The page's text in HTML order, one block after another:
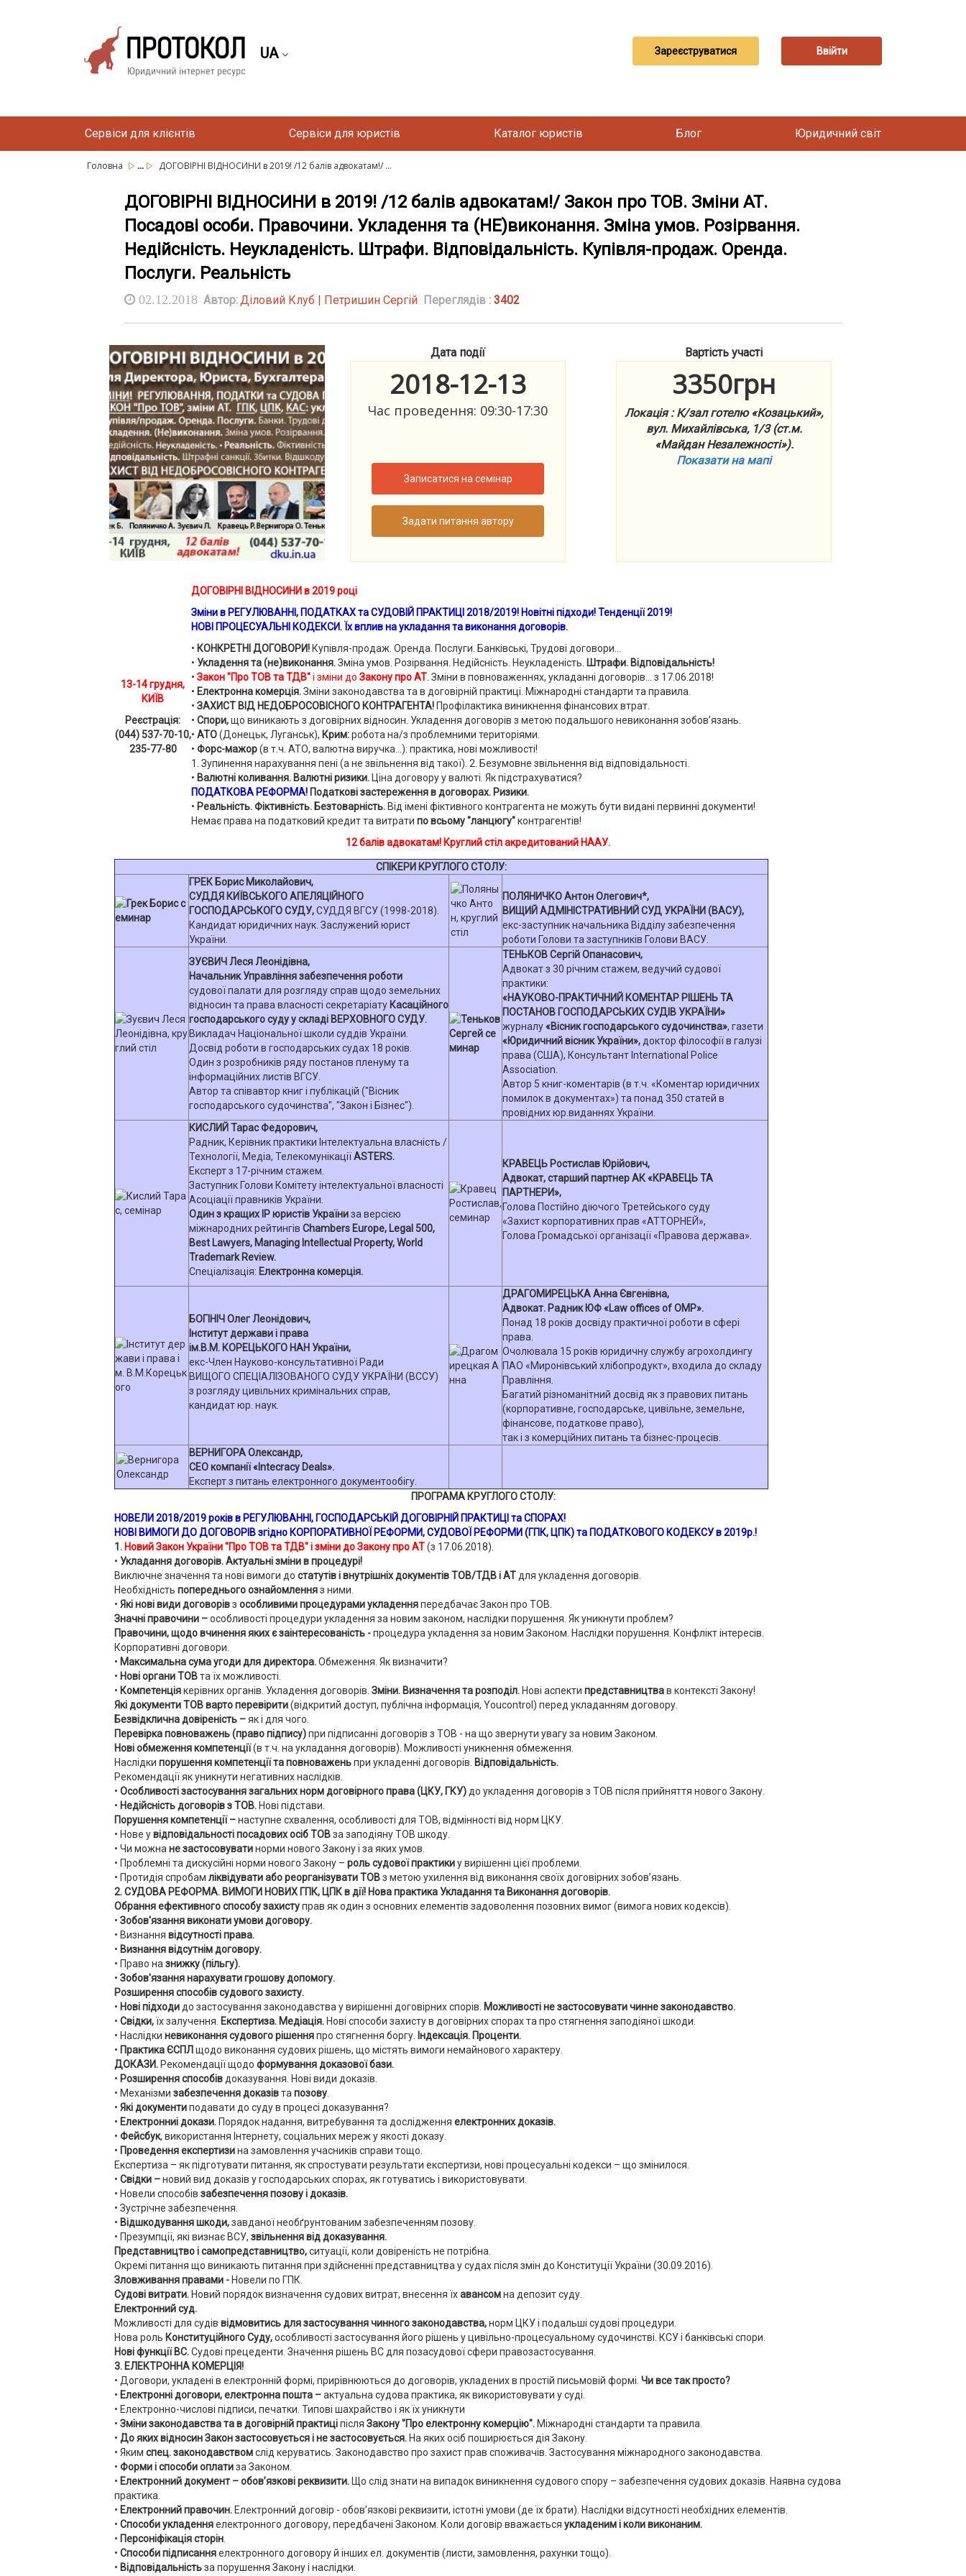
UA Зареєструватися Ввійти
Сервіси для клієнтів Сервіси для юристів Каталог юристів Блог Юридичний світ
Головна ... ДОГОВІРНІ ВІДНОСИНИ в 2019! /12 балів адвокатам!/ ...
ДОГОВІРНІ ВІДНОСИНИ в 2019! /12 балів адвокатам!/ Закон про ТОВ. Зміни АТ.
Посадові особи. Правочини. Укладення та (НЕ)виконання. Зміна умов. Розірвання.
Недійсність. Неукладеність. Штрафи. Відповідальність. Купівля-продаж. Оренда.
Послуги. Реальність
02.12.2018 Автор:Діловий Клуб | Петришин Сергій Переглядів : 3402
Дата події
2018-12-13
Час проведення: 09:30-17:30
Записатися на семінар
Задати питання автору
Вартість участі
3350грн
Локація : К/зал готелю «Козацький»,
вул. Михайлівська, 1/3 (ст.м.
«Майдан Незалежності»).
Показати на мапі
13-14 грудня,
КИЇВ
Реєстрація:
(044) 537-70-10,
235-77-80
ДОГОВІРНІ ВІДНОСИНИ в 2019 році
Зміни в РЕГУЛЮВАННІ, ПОДАТКАХ та СУДОВІЙ ПРАКТИЦІ 2018/2019! Новітні підходи!Тенденції 2019!
НОВІ ПРОЦЕСУАЛЬНІ КОДЕКСИ. Їх вплив на укладання та виконання договорів.
• КОНКРЕТНІ ДОГОВОРИ! Купівля-продаж. Оренда. Послуги. Банківські, Трудові договори...
• Укладення та (не)виконання.Зміна умов. Розірвання. Недійсність. Неукладеність. Штрафи. Відповідальність!
• Закон "Про ТОВ та ТДВ"і зміни до Закону про АТ Зміни в повноваженнях, укладанні договорів... з 17.06.2018!
• Електронна комерція.Зміни законодавства та в договірній практиці. Міжнародні стандарти та правила.
• ЗАХИСТ ВІД НЕДОБРОСОВІСНОГО КОНТРАГЕНТА! Профілактика виникнення фінансових втрат.
• Спори,що виникають з договірних відносин. Укладення договорів з метою подальшого невиконання зобов’язань.
• АТО(Донецьк, Луганськ), Крим:робота на/з проблемними територіями.
• Форс-мажор(в т.ч. АТО, валютна виручка...): практика, нові можливості!
1. Зупинення нарахування пені (а не звільнення від такої). 2. Безумовне звільнення від відповідальності.
• Валютні коливання. Валютні ризики. Ціна договору у валюті. Як підстрахуватися?
ПОДАТКОВА РЕФОРМА! Податкові застереження в договорах. Ризики.
• Реальність. Фіктивність. Безтоварність. Від імені фіктивного контрагента не можуть бути видані первинні документи!
Немає права на податковий кредит та витрати по всьому "ланцюгу"контрагентів!
12балів адвокатам! Круглий стіл акредитований НААУ.
СПІКЕРИ КРУГЛОГО СТОЛУ:
ГРЕК Борис Миколайович,
СУДДЯ КИЇВСЬКОГО АПЕЛЯЦІЙНОГО
ГОСПОДАРСЬКОГО СУДУ,СУДДЯ ВГСУ (1998-2018).
Кандидат юридичних наук. Заслужений юрист
України.
ПОЛЯНИЧКО Антон Олегович*,
ВИЩИЙ АДМІНІСТРАТИВНИЙ СУД УКРАЇНИ (ВАСУ),
екс-заступник начальника Відділу забезпечення
роботи Голови та заступників Голови ВАСУ.
ЗУЄВИЧ Леся Леонідівна,
Начальник Управління забезпечення роботи
судової палати для розгляду справ щодо земельних
відносин та права власності секретаріату Касаційного
господарського суду у складі ВЕРХОВНОГО СУДУ.
Викладач Національної школи суддів України.
Досвід роботи в господарських судах 18 років.
Один з розробників ряду постанов пленуму та
інформаційних листів ВГСУ.
Автор та співавтор книг і публікацій ("Вісник
господарського судочинства", "Закон і Бізнес").
ТЕНЬКОВ Сергій Опанасович,
Адвокат з 30 річним стажем, ведучий судової
практики:
«НАУКОВО-ПРАКТИЧНИЙ КОМЕНТАР РІШЕНЬ ТА
ПОСТАНОВ ГОСПОДАРСЬКИХ СУДІВ УКРАЇНИ»
журналу«Вісник господарського судочинства», газети
«Юридичний вісник України», доктор філософії в галузі
права (США), Консультант International Police
Association.
Автор 5 книг-коментарів (в т.ч. «Коментар юридичних
помилок в документах») та понад 350 статей в
провідних юр.виданнях України.
КИСЛИЙ Тарас Федорович,
Радник, Керівник практики Інтелектуальна власність /
Технології, Медіа, ТелекомунікаціїASTERS.
Експерт з 17-річним стажем.
Заступник Голови Комітету інтелектуальної власності
Асоціації правників України.
Один з кращих ІР юристів Україниза версією
міжнародних рейтингів Chambers Europe, Legal 500,
Best Lawyers, Managing Intellectual Property, World
Trademark Review.
Спеціалізація: Електронна комерція.
КРАВЕЦЬ Ростислав Юрійович,
Адвокат, старший партнер АК «КРАВЕЦЬ ТА
ПАРТНЕРИ»,
Голова Постійно діючого Третейського суду
«Захист корпоративних прав «АТТОРНЕЙ»,
Голова Громадської організації «Правова держава».
БОГІНІЧ Олег Леонідович,
Інститут держави і права
ім.В.М. КОРЕЦЬКОГО НАН України,
екс-Член Науково-консультативної Ради
ВИЩОГО СПЕЦІАЛІЗОВАНОГО СУДУ УКРАЇНИ (ВССУ)
з розгляду цивільних кримінальних справ,
кандидат юр. наук.
ДРАГОМИРЕЦЬКА Анна Євгенівна,
Адвокат. Радник ЮФ «Law offices of OMP».
Понад 18 років досвіду практичної роботи в сфері
права.
Очолювала 15 років юридичну службу агрохолдингу
ПАО «Миронівський хлібопродукт», входила до складу
Правління.
Багатий різноманітний досвід як з правових питань
(корпоративне, господарське, цивільне, земельне,
фінансове, податкове право),
так і з комерційних питань та бізнес-процесів.
ВЕРНИГОРА Олександр,
CEO компанії «Intecracy Deals».
Експерт з питань електронного документообігу.
ПРОГРАМА КРУГЛОГО СТОЛУ:
НОВЕЛИ 2018/2019 років в РЕГУЛЮВАННІ, ГОСПОДАРСЬКІЙ ДОГОВІРНІЙ ПРАКТИЦІ та СПОРАХ!
НОВІ ВИМОГИ ДО ДОГОВОРІВ згідно КОРПОРАТИВНОЇ РЕФОРМИ, СУДОВОЇ РЕФОРМИ (ГПК, ЦПК)та ПОДАТКОВОГО КОДЕКСУв2019р.!
1. Новий Закон України "Про ТОВ та ТДВ" і зміни до Закону про АТ(з 17.06.2018).
• Укладання договорів. Актуальні зміни в процедурі!
Виключне значення та нові вимоги до статутів і внутрішніх документів ТОВ/ТДВ і АТ для укладення договорів.
Необхідність попереднього ознайомленняз ними.
• Які нові види договорівз особливими процедурами укладенняпередбачає Закон про ТОВ.
Значні правочини –особливості процедури укладення за новим законом, наслідки порушення. Як уникнути проблем?
Правочини, щодо вчинення яких є заінтересованість -процедура укладення за новим Законом. Наслідки порушення. Конфлікт інтересів.
Корпоративні договори.
• Максимальна сума угоди для директора.Обмеження. Як визначити?
• Нові органи ТОВта їх можливості.
• Компетенціякерівних органів. Укладення договорів. Зміни. Визначення та розподіл. Нові аспекти представництвав контексті Закону!
Які документи ТОВ варто перевірити(відкритий доступ, публічна інформація, Youcontrol) перед укладанням договору.
Безвідклична довіреність –як і для чого.
Перевірка повноважень (право підпису)при підписанні договорів з ТОВ - на що звернути увагу за новим Законом.
Нові обмеження компетенції(в т.ч. на укладання договорів). Можливості уникнення обмеження.
Наслідки порушення компетенції та повноваженьпри укладенні договорів. Відповідальність.
Рекомендації як уникнути негативних наслідків.
• Особливості застосування загальних норм договірного права (ЦКУ, ГКУ) до укладення договорів з ТОВ після прийняття нового Закону.
• Недійсність договорів з ТОВ. Нові підстави.
Порушення компетенції –наступне схвалення, особливості для ТОВ, відмінності від норм ЦКУ.
• Нове увідповідальності посадових осіб ТОВза заподіяну ТОВ шкоду.
• Чи можна не застосовуватинорми нового Закону і за яких умов.
• Проблемні та дискусійні норми нового Закону – роль судової практикиу вирішенні цієї проблеми.
• Протидія спробам ліквідувати або реорганізувати ТОВз метою ухилення від виконання своїх договірних зобов’язань.
2. СУДОВА РЕФОРМА. ВИМОГИ НОВИХ ГПК, ЦПК в дії! Нова практика Укладання та Виконання договорів.
Обрання ефективного способу захиступрав як один з основних елементів задоволення позовних вимог (вимога нових кодексів).
• Зобов'язання виконати умови договору.
• Визнання відсутності права.
• Визнання відсутнім договору.
• Право на знижку (пільгу).
• Зобов'язання нарахувати грошову допомогу.
Розширення способів судового захисту.
• Нові підходи до застосування законодавства у вирішенні договірних спорів. Можливості не застосовувати чинне законодавство.
• Свідки,їх залучення. Експертиза. Медіація. Нові способи захисту в договірних спорах та про стягнення заподіяної шкоди.
• Наслідки невиконання судового рішенняпро стягнення боргу. Індексація. Проценти.
• Практика ЄСПЛ щодо виконання судових рішень, що містять вимоги немайнового характеру.
ДОКАЗИ. Рекомендації щодо формування доказової бази.
• Розширення способів доказування. Нові види доказів.
• Механізми забезпечення доказівта позову
• Які документиподавати до суду в процесі доказування?
• Електронниі докази. Порядок надання, витребування та дослідження електронних доказів.
• Фейсбук, використання Інтернету, соціальних мереж у якості доказу.
• Проведення експертизина замовлення учасників справи тощо.
Експертиза – як підготувати питання, як спростувати результати експертизи, нові процесуальні кодекси – що змінилося.
• Свідки –новий вид доказів у господарських спорах, як готуватись і використовувати.
• Новели способів забезпечення позову і доказів.
• Зустрічне забезпечення.
• Відшкодування шкоди,завданої необґрунтованим забезпеченням позову.
• Презумпції, які визнає ВСУ, звільнення від доказування.
Представництво і самопредставництво,ситуації, коли довіреність не потрібна.
Окремі питання що виникають питання при здійсненні представництва у судах після змін до Конституції України (30.09.2016).
Зловживання правами - Новели по ГПК.
Судові витрати. Новий порядок визначення судових витрат, внесення їхавансомна депозит суду.
Електронний суд.
Можливості для судів відмовитись для застосування чинного законодавства,норм ЦКУ і подальші судові процедури.
Нова роль Конституційного Суду,особливості застосування його рішень у цивільно-процесуальному судочинстві. КСУ і банківські спори.
Нові функції ВС.Судові прецеденти. Значення рішень ВС для позасудової сфери правозастосування.
3. ЕЛЕКТРОННА КОМЕРЦІЯ!
• Договори, укладені в електронній формі, прирівнюються до договорів, укладених в простій письмовій формі. Чи все так просто?
• Електронні договори, електронна пошта –актуальна судова практика, як використовувати у суді.
• Електронно-числові підписи, печатки. Типові шахрайство і як їх уникнути
• Зміни законодавства та в договірній практиціпісля Закону "Про електронну комерцію". Міжнародні стандарти та правила.
• До яких відносин Закон застосовується і не застосовується. На яких осіб поширюється дія Закону.
• Яким спец. законодавствомслід керуватись. Законодавство про захист прав споживачів. Застосування міжнародного законодавства.
• Форми і способи оплатиза Законом.
• Електронний документ – обов’язкові реквизити. Що слід знати на випадок виникнення судового спору – забезпечення судових доказів. Наявна судова
практика.
• Електронний правочин. Електронний договір - обов’язкові реквизити, істотні умови (де їх брати). Наслідки відсутності необхідних елементів.
• Способи укладенняелектронного договору, передбачені Законом. Коли договір вважається укладеним і коли виконаним.
• Персоніфікація сторін
• Способи підписанняелектронного договору й інших ел. документів (листи, замовлення, рахунки тощо).
• Відповідальністьза порушення Закону і наслідки.